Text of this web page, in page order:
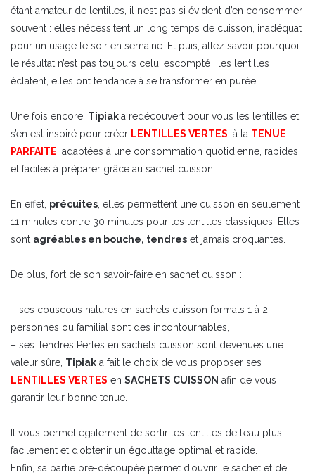
étant amateur de lentilles, il n’est pas si évident d’en consommer
souvent : elles nécessitent un long temps de cuisson, inadéquat
pour un usage le soir en semaine. Et puis, allez savoir pourquoi,
le résultat n’est pas toujours celui escompté : les lentilles
éclatent, elles ont tendance à se transformer en purée…
Une fois encore, Tipiaka redécouvert pour vous les lentilles et
s’en est inspiré pour créer LENTILLES VERTES , à la TENUE
PARFAITE , adaptées à une consommation quotidienne, rapides
et faciles à préparer grâce au sachet cuisson.
En effet, précuites , elles permettent une cuisson en seulement
11 minutes contre 30 minutes pour les lentilles classiques. Elles
sont agréables en bouche, tendres et jamais croquantes.
De plus, fort de son savoir-faire en sachet cuisson :
– ses couscous natures en sachets cuisson formats 1 à 2
personnes ou familial sont des incontournables,
– ses Tendres Perles en sachets cuisson sont devenues une
valeur sûre, Tipiak a fait le choix de vous proposer ses
LENTILLES VERTES en SACHETS CUISSON afin de vous
garantir leur bonne tenue.
Il vous permet également de sortir les lentilles de l’eau plus
facilement et d’obtenir un égouttage optimal et rapide.
Enfin, sa partie pré-découpée permet d’ouvrir le sachet et de